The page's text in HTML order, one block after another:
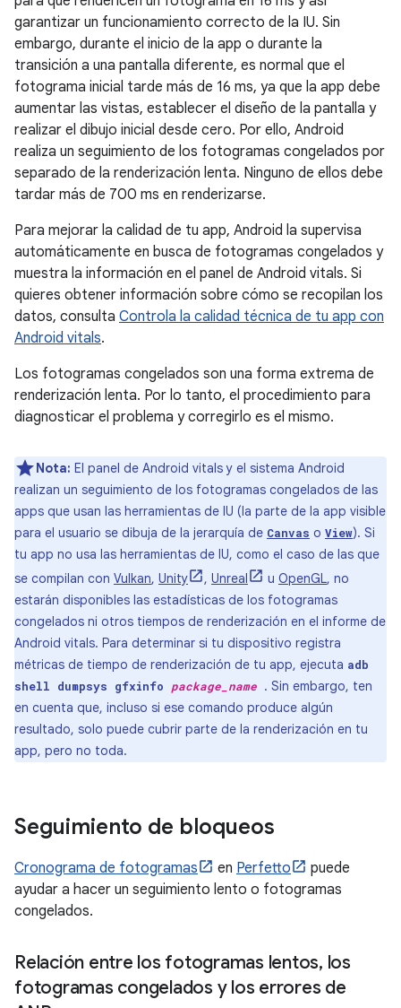
garantizar un funcionamiento correcto de la IU. Sin
embargo, durante el inicio de la app o durante la
transición a una pantalla diferente, es normal que el
fotograma inicial tarde más de 16 ms, ya que la app debe
aumentar las vistas, establecer el diseño de la pantalla y
realizar el dibujo inicial desde cero. Por ello, Android
realiza un seguimiento de los fotogramas congelados por
separado de la renderización lenta. Ninguno de ellos debe
tardar más de 700 ms en renderizarse.
Para mejorar la calidad de tu app, Android la supervisa
automáticamente en busca de fotogramas congelados y
muestra la información en el panel de Android vitals. Si
quieres obtener información sobre cómo se recopilan los
datos, consulta Controla la calidad técnica de tu app con
Android vitals.
Los fotogramas congelados son una forma extrema de
renderización lenta. Por lo tanto, el procedimiento para
diagnosticar el problema y corregirlo es el mismo.
Nota: El panel de Android vitals y el sistema Android
realizan un seguimiento de los fotogramas congelados de las
apps que usan las herramientas de IU (la parte de la app visible
para el usuario se dibuja de la jerarquía de Canvas o View). Si
tu app no usa las herramientas de IU, como el caso de las que
se compilan con Vulkan, Unity , Unreal u OpenGL, no
estarán disponibles las estadísticas de los fotogramas
congelados ni otros tiempos de renderización en el informe de
Android vitals. Para determinar si tu dispositivo registra
métricas de tiempo de renderización de tu app, ejecuta adb
shell dumpsys gfxinfo package_name . Sin embargo, ten
en cuenta que, incluso si ese comando produce algún
resultado, solo puede cubrir parte de la renderización en tu
app, pero no toda.
Seguimiento de bloqueos
Cronograma de fotogramas en Perfetto
puede
ayudar a hacer un seguimiento lento o fotogramas
congelados.
Relación entre los fotogramas lentos, los
fotogramas congelados y los errores de